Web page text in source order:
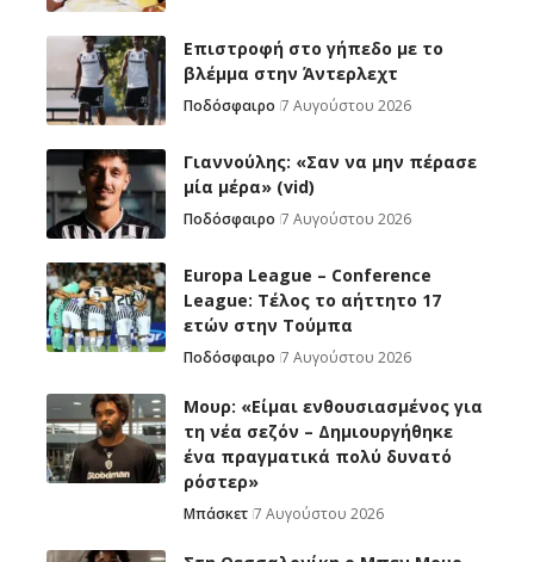
Επιστροφή στο γήπεδο με το
βλέμμα στην Άντερλεχτ
Ποδόσφαιρο 7 Αυγούστου 2026
Γιαννούλης: «Σαν να μην πέρασε
μία μέρα» (vid)
Ποδόσφαιρο 7 Αυγούστου 2026
Europa League – Conference
League: Τέλος το αήττητο 17
ετών στην Τούμπα
Ποδόσφαιρο 7 Αυγούστου 2026
Μουρ: «Είμαι ενθουσιασμένος για
τη νέα σεζόν – Δημιουργήθηκε
ένα πραγματικά πολύ δυνατό
ρόστερ»
Μπάσκετ 7 Αυγούστου 2026